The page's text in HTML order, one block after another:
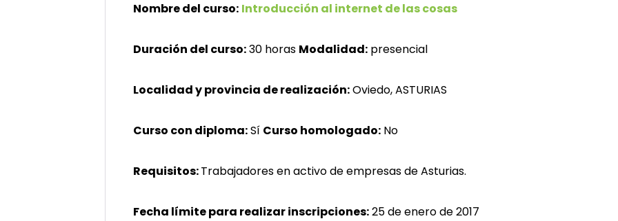
Nombre del curso: Introducción al internet de las cosas
Duración del curso:30 horas Modalidad: presencial
Localidad y provincia de realización:Oviedo, ASTURIAS
Curso con diploma:Sí Curso homologado: No
Requisitos:Trabajadores en activo de empresas de Asturias.
Fecha límite para realizar inscripciones:25 de enero de 2017